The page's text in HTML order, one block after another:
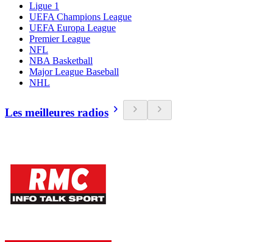
Ligue 1
UEFA Champions League
UEFA Europa League
Premier League
NFL
NBA Basketball
Major League Baseball
NHL
Les meilleures radios